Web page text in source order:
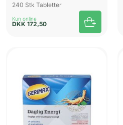
240 Stk Tabletter
Kun online
DKK 172,50